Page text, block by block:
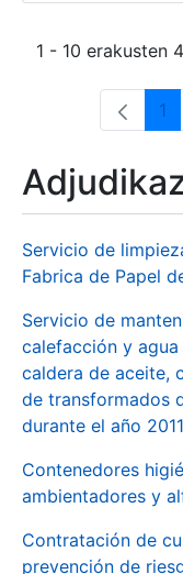
1 - 10 erakusten
1
Servicio de
Fabrica de Papel
Servicio de
calefacción y
caldera de aceite,
de transformados
durante el año 2011
Contenedores
ambientadores y
Contratación de
prevención de